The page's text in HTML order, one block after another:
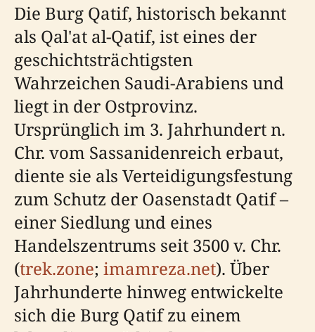
Die Burg Qatif, historisch bekannt
als Qal'at al-Qatif, ist eines der
geschichtsträchtigsten
Wahrzeichen Saudi-Arabiens und
liegt in der Ostprovinz.
Ursprünglich im 3. Jahrhundert n.
Chr. vom Sassanidenreich erbaut,
diente sie als Verteidigungsfestung
zum Schutz der Oasenstadt Qatif –
einer Siedlung und eines
Handelszentrums seit 3500 v. Chr.
(trek.zone; imamreza.net). Über
Jahrhunderte hinweg entwickelte
sich die Burg Qatif zu einem